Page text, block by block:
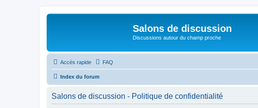
Salons de discussion
Discussions autour du champ proche
Accès rapide FAQ
Index du forum
Salons de discussion - Politique de confidentialité